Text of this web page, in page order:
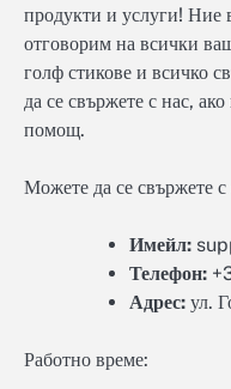
продукти и услуги!
отговорим на всички
голф стикове и всичко
да се свържете с нас,
помощ.
Можете да се свържете
Имейл:
Телефон:
Адрес: ул.
Работно време: